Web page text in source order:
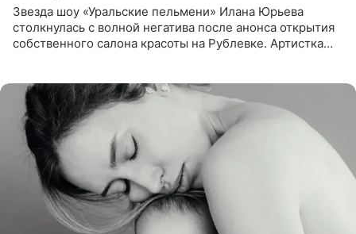
Звезда шоу «Уральские пельмени» Илана Юрьева
столкнулась с волной негатива после анонса открытия
собственного салона красоты на Рублевке. Артистка